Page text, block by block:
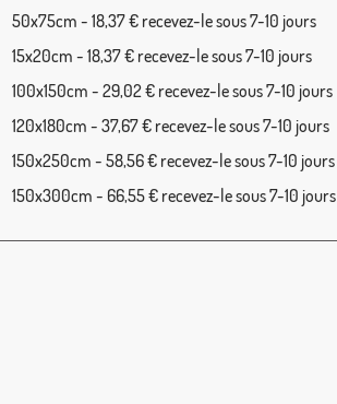
50x75cm - 18,37 € recevez-le sous 7-10 jours
15x20cm - 18,37 € recevez-le sous 7-10 jours
100x150cm - 29,02 € recevez-le sous 7-10 jours
120x180cm - 37,67 € recevez-le sous 7-10 jours
150x250cm - 58,56 € recevez-le sous 7-10 jours
150x300cm - 66,55 € recevez-le sous 7-10 jours